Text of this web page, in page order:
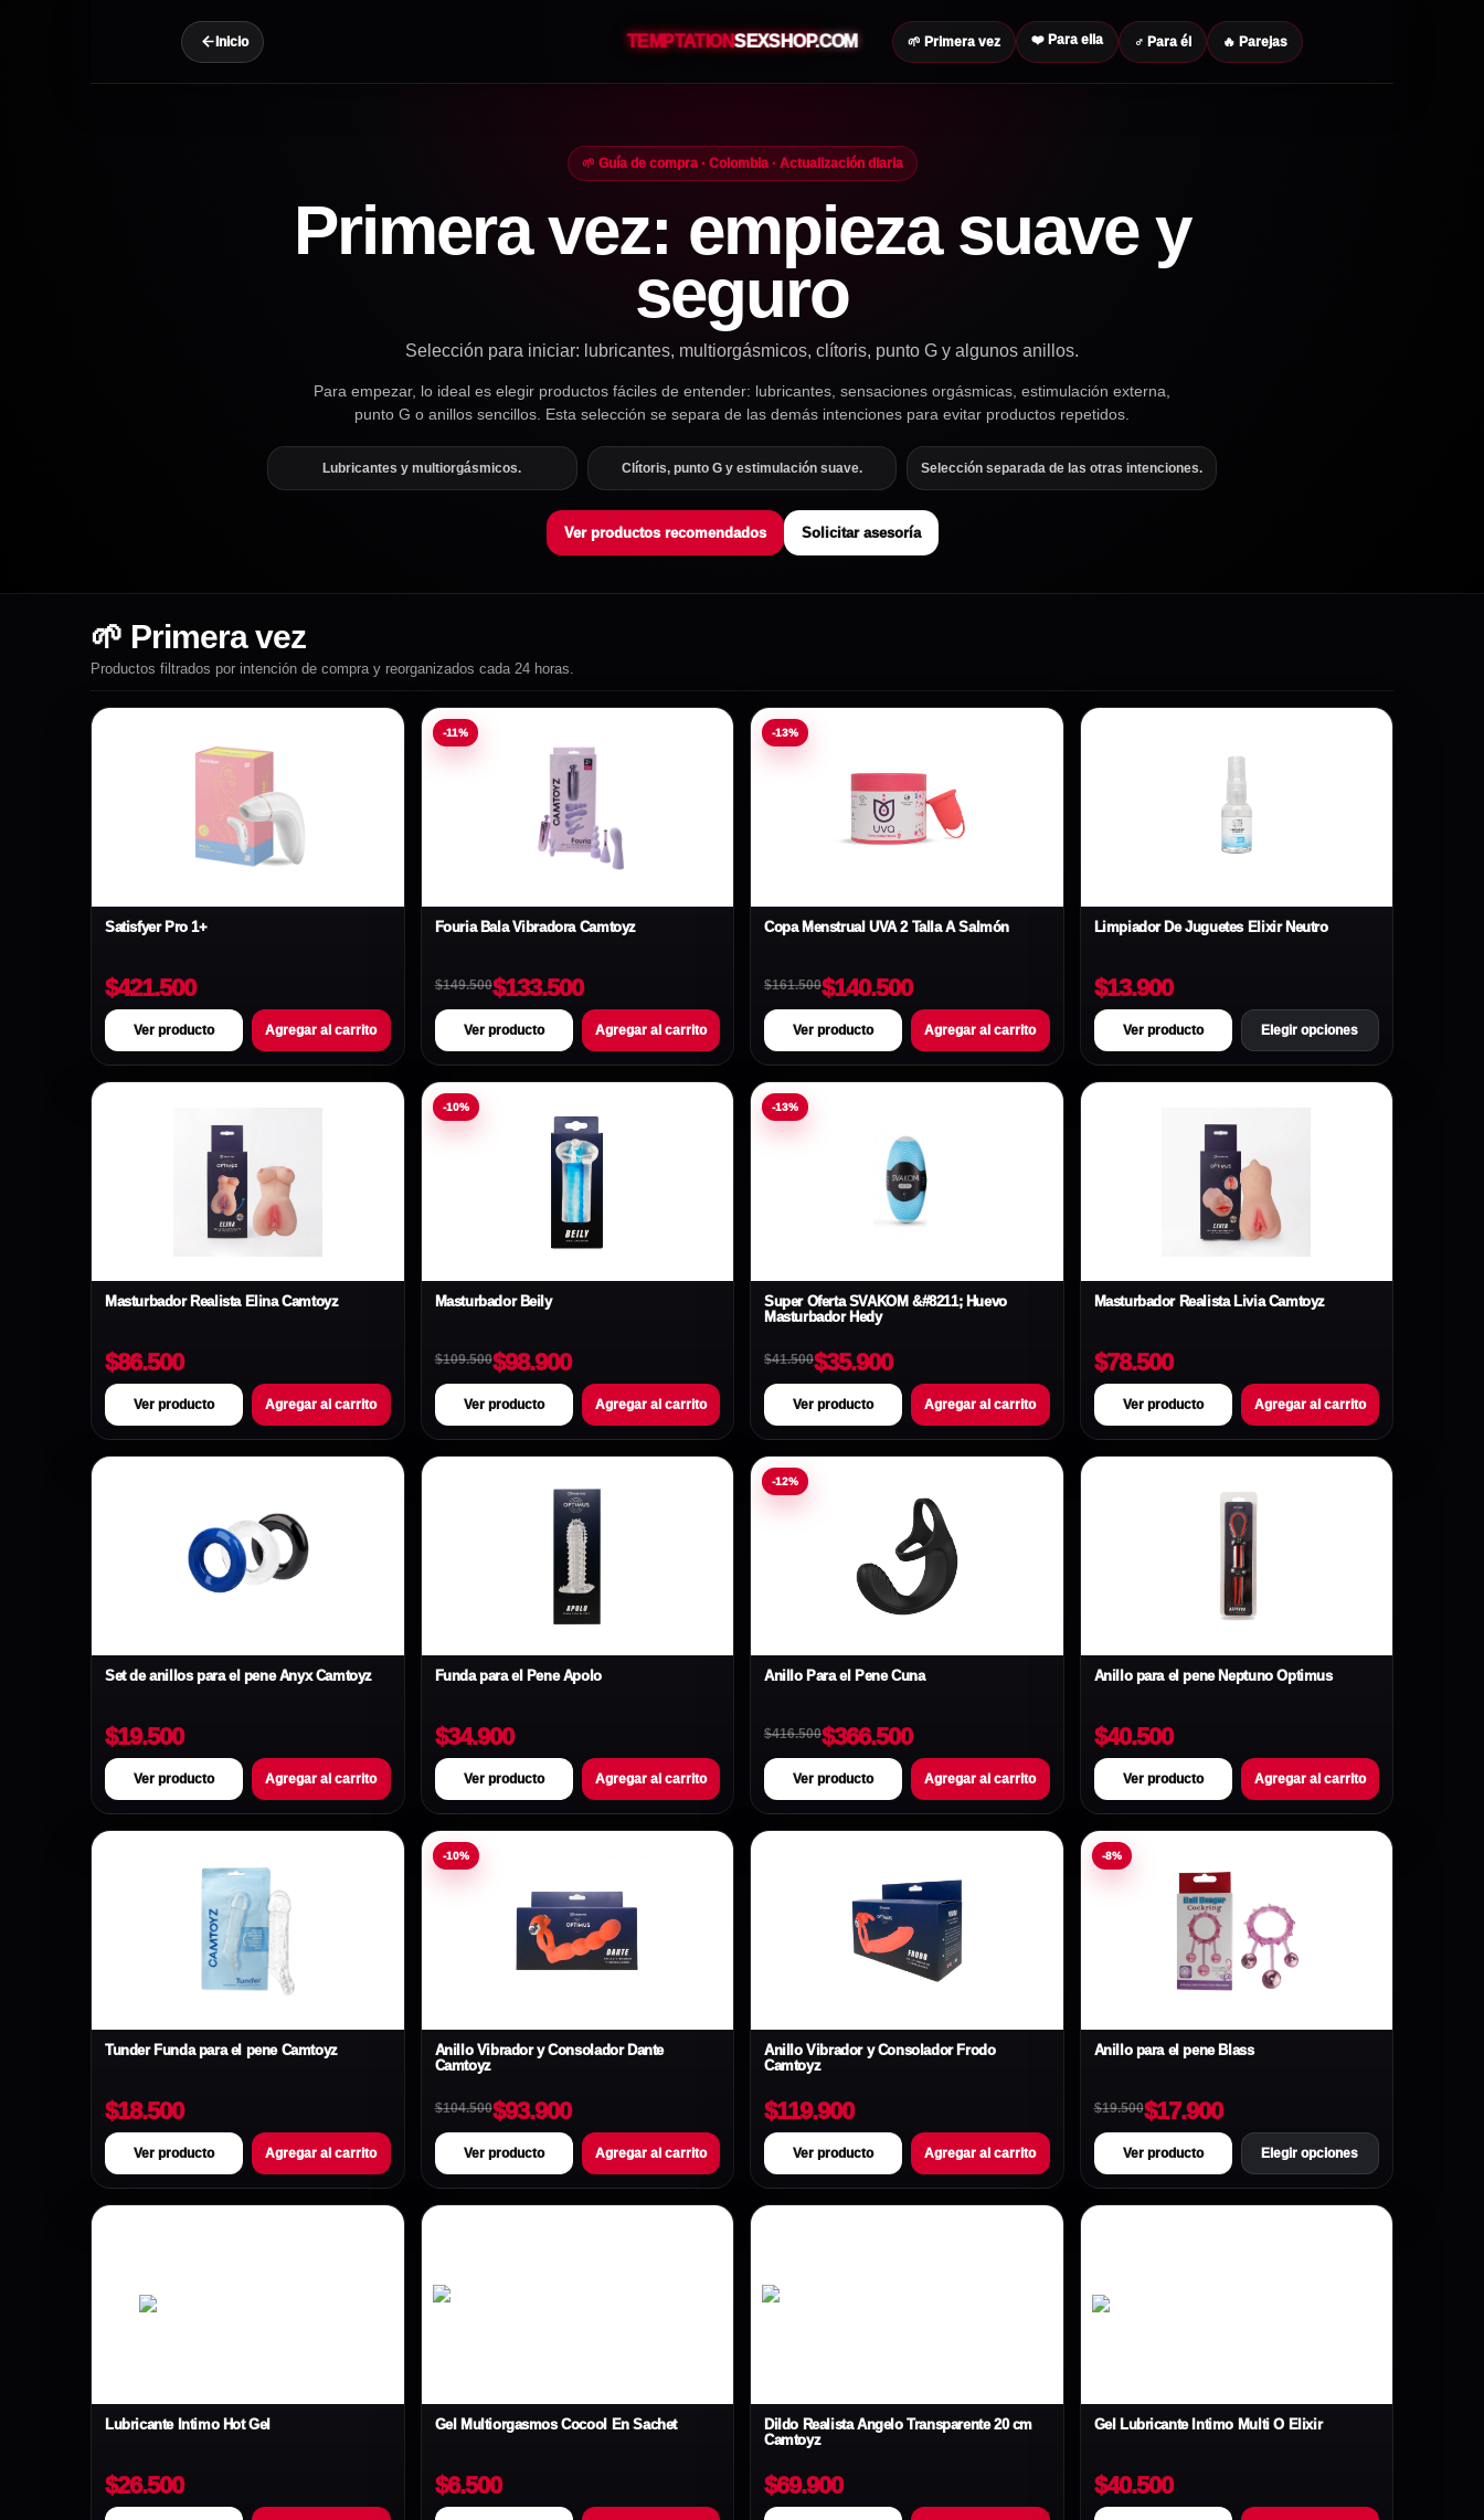
Inicio TEMPTATIONSEXSHOP.COM 🌱 Primera vez ❤️ Para ella ♂ Para él 🔥 Parejas
🌱 Guía de compra · Colombia · Actualización diaria
Primera vez: empieza suave y
seguro
Selección para iniciar: lubricantes, multiorgásmicos, clítoris, punto G y algunos anillos.
Para empezar, lo ideal es elegir productos fáciles de entender: lubricantes, sensaciones orgásmicas, estimulación externa,
punto G o anillos sencillos. Esta selección se separa de las demás intenciones para evitar productos repetidos.
Lubricantes y multiorgásmicos. Clítoris, punto G y estimulación suave. Selección separada de las otras intenciones.
Ver productos recomendados Solicitar asesoría
🌱 Primera vez
Productos filtrados por intención de compra y reorganizados cada 24 horas.
Satisfyer Pro 1+
$421.500
Ver producto Agregar al carrito
-11%
Fouria Bala Vibradora Camtoyz
$149.500$133.500
Ver producto Agregar al carrito
-13%
Copa Menstrual UVA 2 Talla A Salmón
$161.500$140.500
Ver producto Agregar al carrito
Limpiador De Juguetes Elixir Neutro
$13.900
Ver producto Elegir opciones
Masturbador Realista Elina Camtoyz
$86.500
Ver producto Agregar al carrito
-10%
Masturbador Beily
$109.500$98.900
Ver producto Agregar al carrito
-13%
Super Oferta SVAKOM &#8211; Huevo
Masturbador Hedy
$41.500$35.900
Ver producto Agregar al carrito
Masturbador Realista Livia Camtoyz
$78.500
Ver producto Agregar al carrito
Set de anillos para el pene Anyx Camtoyz
$19.500
Ver producto Agregar al carrito
Funda para el Pene Apolo
$34.900
Ver producto Agregar al carrito
-12%
Anillo Para el Pene Cuna
$416.500$366.500
Ver producto Agregar al carrito
Anillo para el pene Neptuno Optimus
$40.500
Ver producto Agregar al carrito
Tunder Funda para el pene Camtoyz
$18.500
Ver producto Agregar al carrito
-10%
Anillo Vibrador y Consolador Dante
Camtoyz
$104.500$93.900
Ver producto Agregar al carrito
Anillo Vibrador y Consolador Frodo
Camtoyz
$119.900
Ver producto Agregar al carrito
-8%
Anillo para el pene Blass
$19.500$17.900
Ver producto Elegir opciones
Lubricante Íntimo Hot Gel
$26.500
Gel Multiorgasmos Cocool En Sachet
$6.500
Dildo Realista Angelo Transparente 20 cm
Camtoyz
$69.900
Gel Lubricante Íntimo Multi O Elixir
$40.500